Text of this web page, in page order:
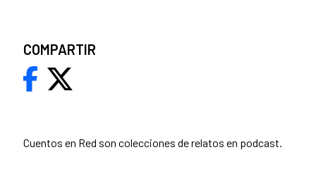
Cuentos en Red son colecciones de relatos en podcast.
COMPARTIR